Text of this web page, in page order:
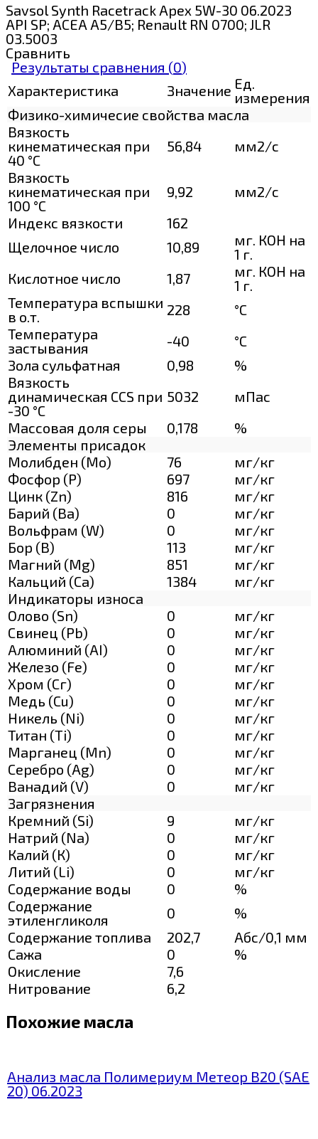
Savsol Synth Racetrack Apex 5W-30 06.2023
API SP; ACEA A5/B5; Renault RN 0700; JLR
03.5003
Сравнить
Результаты сравнения (0)
Характеристика
Значение Ед.
измерения
Физико-химичесие свойства масла
Вязкость
кинематическая при
40 °С
56,84
мм2/с
Вязкость
кинематическая при
100 °С
9,92
мм2/с
Индекс вязкости
162
Щелочное число
10,89
мг. КОН на
1 г.
Кислотное число
1,87
мг. КОН на
1 г.
Температура вспышки
в о.т.
228
°C
Температура
застывания
-40
°C
Зола сульфатная
0,98
%
Вязкость
динамическая CCS при
-30 °С
5032
мПас
Массовая доля серы
0,178
%
Элементы присадок
Молибден (Мо)
76
мг/кг
Фосфор (Р)
697
мг/кг
Цинк (Zn)
816
мг/кг
Барий (Ва)
0
мг/кг
Вольфрам (W)
0
мг/кг
Бор (В)
113
мг/кг
Магний (Mg)
851
мг/кг
Кальций (Са)
1384
мг/кг
Индикаторы износа
Олово (Sn)
0
мг/кг
Свинец (Pb)
0
мг/кг
Алюминий (AI)
0
мг/кг
Железо (Fe)
0
мг/кг
Хром (Сг)
0
мг/кг
Медь (Cu)
0
мг/кг
Никель (Ni)
0
мг/кг
Титан (Ti)
0
мг/кг
Марганец (Mn)
0
мг/кг
Серебро (Ag)
0
мг/кг
Ванадий (V)
0
мг/кг
Загрязнения
Кремний (Si)
9
мг/кг
Натрий (Na)
0
мг/кг
Калий (К)
0
мг/кг
Литий (Li)
0
мг/кг
Содержание воды
0
%
Содержание
этиленгликоля
0
%
Содержание топлива
202,7
Абс/0,1 мм
Сажа
0
%
Окисление
7,6
Нитрование
6,2
Похожие масла
Анализ масла Полимериум Метеор В20 (SAE
20) 06.2023